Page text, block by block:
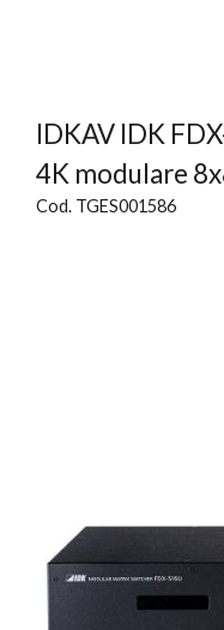
IDKAV IDK
4K modulare
Cod. TGES001586